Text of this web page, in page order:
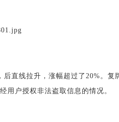
直线拉升，涨幅超过了20%。复
用户授权非法盗取信息的情况。